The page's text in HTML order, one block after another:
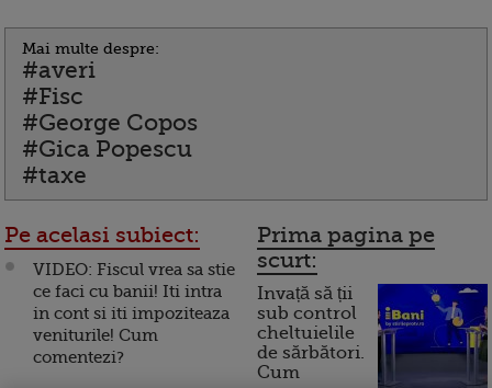
Mai multe despre:
#averi
#Fisc
#George Copos
#Gica Popescu
#taxe
Pe acelasi subiect:
VIDEO: Fiscul vrea sa stie
ce faci cu banii! Iti intra
in cont si iti impoziteaza
veniturile! Cum
comentezi?
Prima pagina pe
scurt:
Invață să ții
sub control
cheltuielile
de sărbători.
Cum